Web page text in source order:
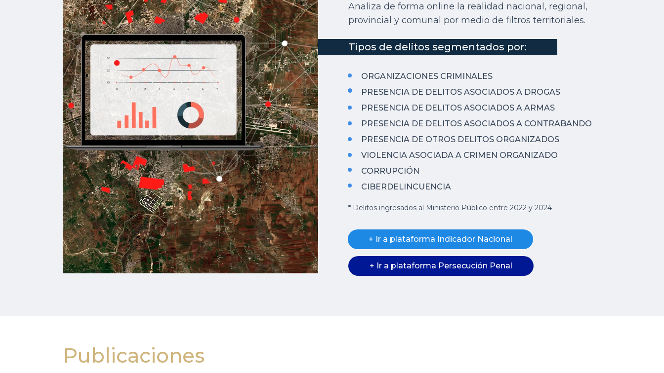
Analiza de forma online la realidad nacional, regional,
provincial y comunal por medio de filtros territoriales.
Tipos de delitos segmentados por:
ORGANIZACIONES CRIMINALES
PRESENCIA DE DELITOS ASOCIADOS A DROGAS
PRESENCIA DE DELITOS ASOCIADOS A ARMAS
PRESENCIA DE DELITOS ASOCIADOS A CONTRABANDO
PRESENCIA DE OTROS DELITOS ORGANIZADOS
VIOLENCIA ASOCIADA A CRIMEN ORGANIZADO
CORRUPCIÓN
CIBERDELINCUENCIA
* Delitos ingresados al Ministerio Público entre 2022 y 2024
+ Ir a plataforma Indicador Nacional​
+ Ir a plataforma Persecución Penal​
Publicaciones